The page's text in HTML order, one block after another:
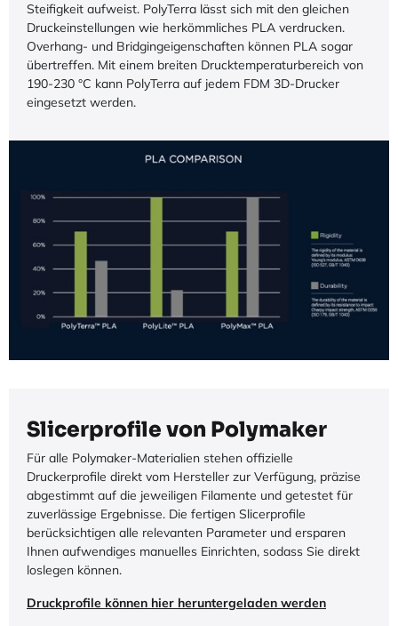
Steifigkeit aufweist. PolyTerra lässt sich mit den gleichen
Druckeinstellungen wie herkömmliches PLA verdrucken.
Overhang- und Bridgingeigenschaften können PLA sogar
übertreffen. Mit einem breiten Drucktemperaturbereich von
190-230 °C kann PolyTerra auf jedem FDM 3D-Drucker
eingesetzt werden.
Slicerprofile von Polymaker
Für alle Polymaker-Materialien stehen offizielle
Druckerprofile direkt vom Hersteller zur Verfügung, präzise
abgestimmt auf die jeweiligen Filamente und getestet für
zuverlässige Ergebnisse. Die fertigen Slicerprofile
berücksichtigen alle relevanten Parameter und ersparen
Ihnen aufwendiges manuelles Einrichten, sodass Sie direkt
loslegen können.
Druckprofile können hier heruntergeladen werden